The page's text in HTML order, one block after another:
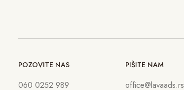
POZOVITE NAS
060 0252 989
PIŠITE NAM
office@lavaads.rs